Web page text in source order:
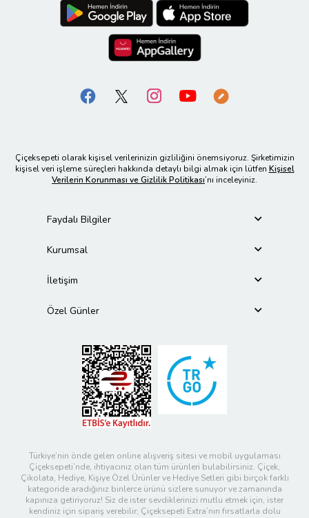
Çiçeksepeti olarak kişisel verilerinizin gizliliğini önemsiyoruz. Şirketimizin
kişisel veri işleme süreçleri hakkında detaylı bilgi almak için lütfen Kişisel
Verilerin Korunması ve Gizlilik Politikası’nı inceleyiniz.
Faydalı Bilgiler
Kurumsal
İletişim
Özel Günler
Türkiye’nin önde gelen online alışveriş sitesi ve mobil uygulaması
Çiçeksepeti’nde, ihtiyacınız olan tüm ürünleri bulabilirsiniz. Çiçek,
Çikolata, Hediye, Kişiye Özel Ürünler ve Hediye Setleri gibi birçok farklı
kategoride aradığınız binlerce ürünü sizlere sunuyor ve zamanında
kapınıza getiriyoruz! Siz de ister sevdiklerinizi mutlu etmek için, ister
kendiniz için sipariş verebilir; Çiçeksepeti Extra’nın fırsatlarla dolu